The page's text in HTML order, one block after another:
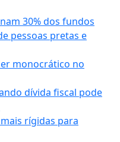
30% dos fundos
pessoas pretas e
monocrático no
dívida fiscal pode
rígidas para